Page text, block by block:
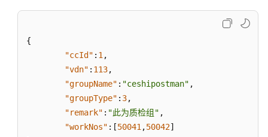
成
员
批
{
"ccId" : 1 ,
"vdn" : 113,
"groupName" : "ceshipostman" ,
"groupType" : 3,
"remark" : "此为质检组" ,
"workNos" : [50041 ,50042]